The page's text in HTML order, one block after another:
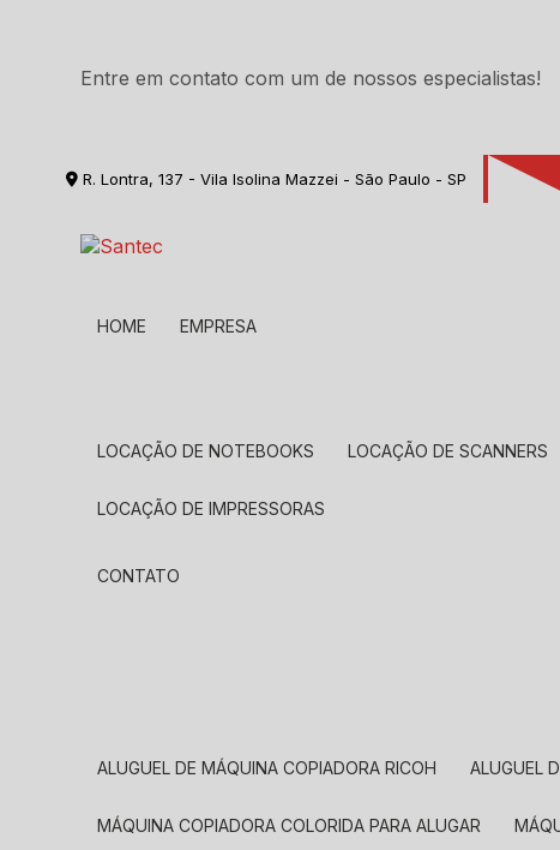
Entre em contato com um de nossos especialistas!
R. Lontra, 137 - Vila Isolina Mazzei - São Paulo - SP
HOME EMPRESA
LOCAÇÃO DE NOTEBOOKS LOCAÇÃO DE SCANNERS
LOCAÇÃO DE IMPRESSORAS
CONTATO
ALUGUEL DE MÁQUINA COPIADORA RICOH ALUGUEL
MÁQUINA COPIADORA COLORIDA PARA ALUGAR